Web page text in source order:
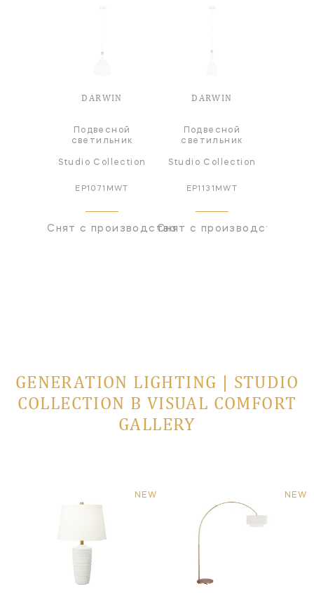
DARWIN
Подвесной
светильник
Studio Collection
EP1071MWT
Снят с производства
DARWIN
Подвесной
светильник
Studio Collection
EP1131MWT
Снят с производства
GENERATION LIGHTING | STUDIO
COLLECTION В VISUAL COMFORT
GALLERY
NEW NEW